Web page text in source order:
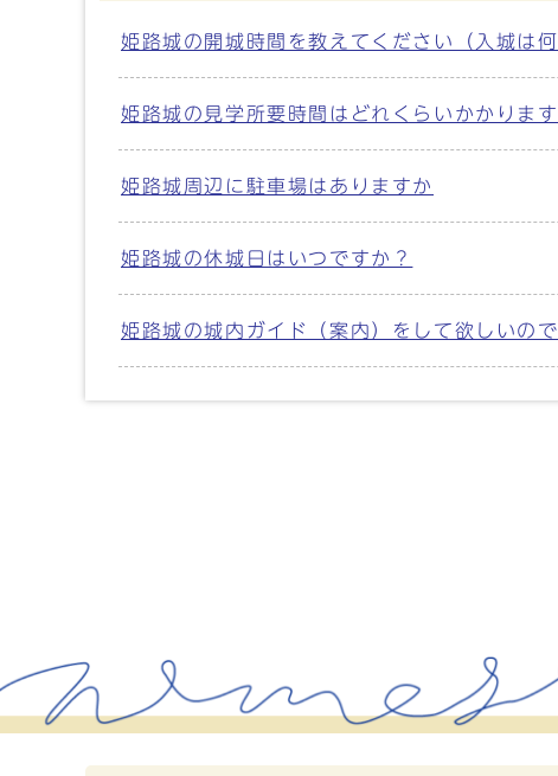
姫路城の開城時間を教えてください（入城は
姫路城の見学所要時間はどれくらいかかりま
姫路城周辺に駐車場はありますか
姫路城の休城日はいつですか？
姫路城の城内ガイド（案内）をして欲しいので